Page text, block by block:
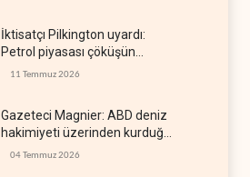
İktisatçı Pilkington uyardı:
Petrol piyasası çöküşün
eşiğinde
11 Temmuz 2026
Gazeteci Magnier: ABD deniz
hakimiyeti üzerinden kurduğu
küresel gücü kaybetti
04 Temmuz 2026